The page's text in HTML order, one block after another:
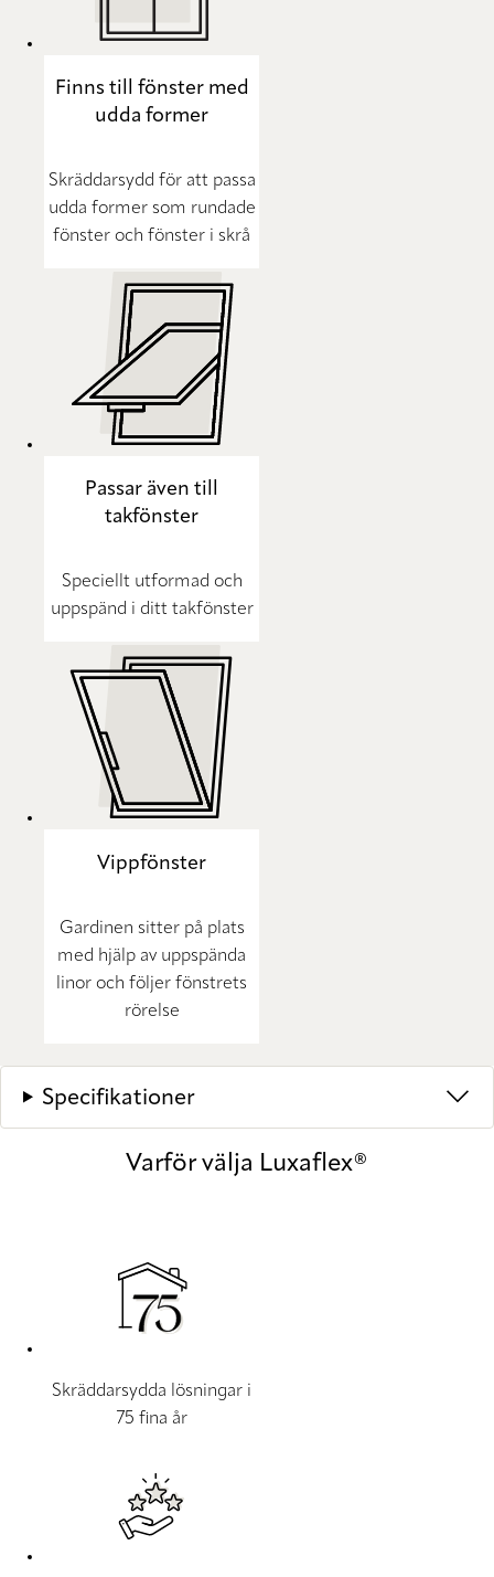
Finns till fönster med
udda former
Skräddarsydd för att passa
udda former som rundade
fönster och fönster i skrå
Passar även till
takfönster
Speciellt utformad och
uppspänd i ditt takfönster
Vippfönster
Gardinen sitter på plats
med hjälp av uppspända
linor och följer fönstrets
rörelse
Specifikationer
Varför välja Luxaflex®
Skräddarsydda lösningar i
75 fina år